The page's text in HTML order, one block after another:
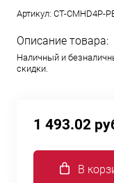
Артикул: CT-CMHD4P-
Описание товара:
Наличный и
скидки.
1 493.02
В